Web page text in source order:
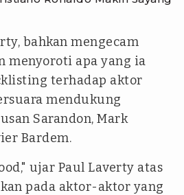
bahkan mengecam
menyoroti apa yang ia
terhadap aktor
mendukung
Sarandon, Mark
Bardem.
ujar Paul Laverty atas
pada aktor-aktor yang